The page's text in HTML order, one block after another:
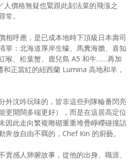
價格無疑也緊跟此刻法菜的飛漲之
常。
相呼應，是已成本地時下頂級日本壽司
單：北海道厚岸生蠔、馬糞海膽、喜知
喉、松葉蟹、鹿兒島 A5 和牛……再加
正當紅的紐西蘭 Lumina 高地和羊，
外沈吟玩味的，皆非這些列隊輪番閃亮
更開闊多端更好），而是在這居高定位
因此走向繁複雕砌重重堆疊崢嶸碰撞詰
奔放自由不羈的，Chef Kin 的廚藝。
賣感人肺腑故事，從他的出身、職涯、